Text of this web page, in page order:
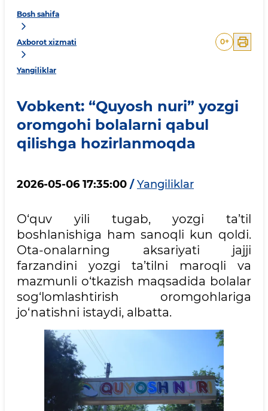
Bosh sahifa
Axborot xizmati
Yangiliklar
0+
Vobkent: “Quyosh nuri” yozgi
oromgohi bolalarni qabul
qilishga hozirlanmoqda
2026-05-06 17:35:00 / Yangiliklar
O‘quv yili tugab, yozgi ta’til
boshlanishiga ham sanoqli kun qoldi.
Ota-onalarning aksariyati jajji
farzandini yozgi ta’tilni maroqli va
mazmunli o‘tkazish maqsadida bolalar
sog‘lomlashtirish oromgohlariga
jo‘natishni istaydi, albatta.